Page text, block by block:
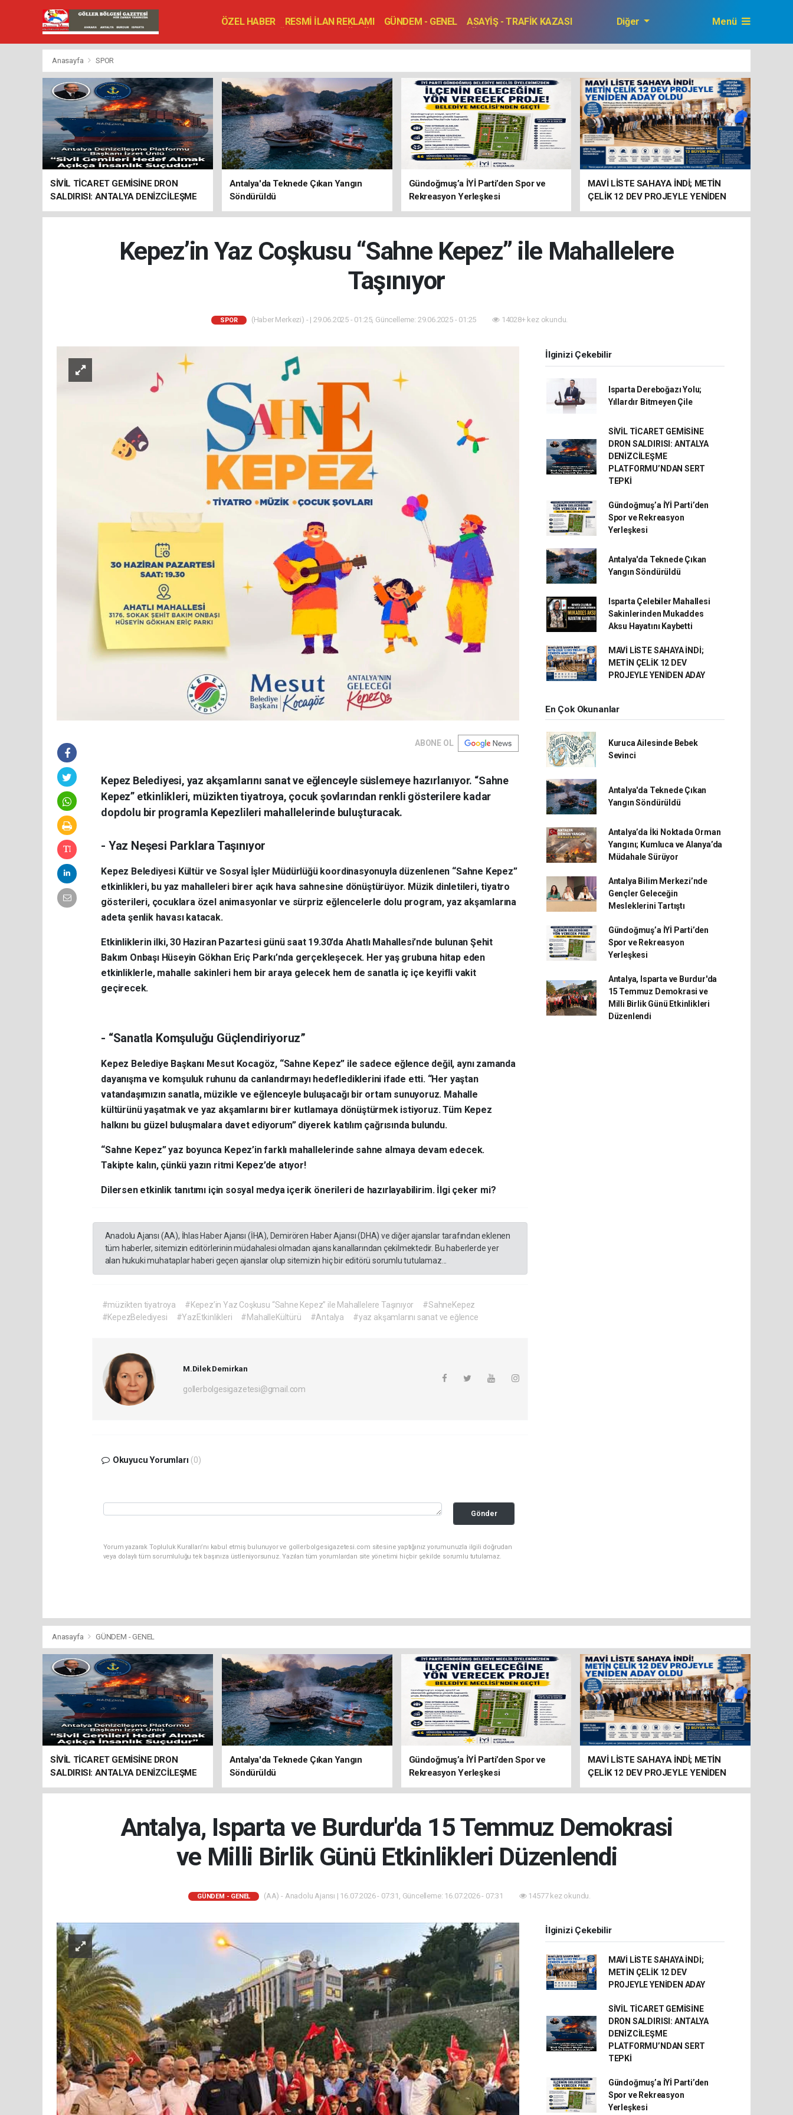
ÖZEL HABER RESMİ İLAN REKLAMI GÜNDEM - GENEL
ASAYİŞ - TRAFİK KAZASI
VEFAT EDENLER
TOPLANTI - DÜĞÜN
Diğer Menü
Anasayfa SPOR
SİVİL TİCARET GEMİSİNE DRON
SALDIRISI: ANTALYA DENİZCİLEŞME
PLATFORMU’NDAN SERT TEPKİ
Antalya'da Teknede Çıkan Yangın
Söndürüldü
Gündoğmuş’a İYİ Parti’den Spor ve
Rekreasyon Yerleşkesi
MAVİ LİSTE SAHAYA İNDİ; METİN
ÇELİK 12 DEV PROJEYLE YENİDEN
ADAY
Kepez’in Yaz Coşkusu “Sahne Kepez” ile Mahallelere
Taşınıyor
SPOR (Haber Merkezi) - | 29.06.2025 - 01:25, Güncelleme: 29.06.2025 - 01:25 14028+ kez okundu.
ABONE OL
Kepez Belediyesi, yaz akşamlarını sanat ve eğlenceyle süslemeye hazırlanıyor. “Sahne
Kepez” etkinlikleri, müzikten tiyatroya, çocuk şovlarından renkli gösterilere kadar
dopdolu bir programla Kepezlileri mahallelerinde buluşturacak.
- Yaz Neşesi Parklara Taşınıyor
Kepez Belediyesi Kültür ve Sosyal İşler Müdürlüğü koordinasyonuyla düzenlenen “Sahne Kepez”
etkinlikleri, bu yaz mahalleleri birer açık hava sahnesine dönüştürüyor. Müzik dinletileri, tiyatro
gösterileri, çocuklara özel animasyonlar ve sürpriz eğlencelerle dolu program, yaz akşamlarına
adeta şenlik havası katacak.
Etkinliklerin ilki, 30 Haziran Pazartesi günü saat 19.30’da Ahatlı Mahallesi’nde bulunan Şehit
Bakım Onbaşı Hüseyin Gökhan Eriç Parkı’nda gerçekleşecek. Her yaş grubuna hitap eden
etkinliklerle, mahalle sakinleri hem bir araya gelecek hem de sanatla iç içe keyifli vakit
geçirecek.
- “Sanatla Komşuluğu Güçlendiriyoruz”
Kepez Belediye Başkanı Mesut Kocagöz, “Sahne Kepez” ile sadece eğlence değil, aynı zamanda
dayanışma ve komşuluk ruhunu da canlandırmayı hedeflediklerini ifade etti. “Her yaştan
vatandaşımızın sanatla, müzikle ve eğlenceyle buluşacağı bir ortam sunuyoruz. Mahalle
kültürünü yaşatmak ve yaz akşamlarını birer kutlamaya dönüştürmek istiyoruz. Tüm Kepez
halkını bu güzel buluşmalara davet ediyorum” diyerek katılım çağrısında bulundu.
“Sahne Kepez” yaz boyunca Kepez’in farklı mahallelerinde sahne almaya devam edecek.
Takipte kalın, çünkü yazın ritmi Kepez’de atıyor!
Dilersen etkinlik tanıtımı için sosyal medya içerik önerileri de hazırlayabilirim. İlgi çeker mi?
Anadolu Ajansı (AA), İhlas Haber Ajansı (İHA), Demirören Haber Ajansı (DHA) ve diğer ajanslar tarafından eklenen
tüm haberler, sitemizin editörlerinin müdahalesi olmadan ajans kanallarından çekilmektedir. Bu haberlerde yer
alan hukuki muhataplar haberi geçen ajanslar olup sitemizin hiç bir editörü sorumlu tutulamaz...
#müzikten tiyatroya #Kepez’in Yaz Coşkusu “Sahne Kepez” ile Mahallelere Taşınıyor
#SahneKepez
#KepezBelediyesi
#YazEtkinlikleri #MahalleKültürü #Antalya #yaz akşamlarını sanat ve eğlence
M.Dilek Demirkan
gollerbolgesigazetesi@gmail.com
Okuyucu Yorumları (0)
Gönder
Yorum yazarak Topluluk Kuralları’nı kabul etmiş bulunuyor ve gollerbolgesigazetesi.com sitesine yaptığınız yorumunuzla ilgili doğrudan
veya dolaylı tüm sorumluluğu tek başınıza üstleniyorsunuz. Yazılan tüm yorumlardan site yönetimi hiçbir şekilde sorumlu tutulamaz.
İlginizi Çekebilir
Isparta Dereboğazı Yolu;
Yıllardır Bitmeyen Çile
SİVİL TİCARET GEMİSİNE
DRON SALDIRISI: ANTALYA
DENİZCİLEŞME
PLATFORMU’NDAN SERT
TEPKİ
Gündoğmuş’a İYİ Parti’den
Spor ve Rekreasyon
Yerleşkesi
Antalya'da Teknede Çıkan
Yangın Söndürüldü
Isparta Çelebiler Mahallesi
Sakinlerinden Mukaddes
Aksu Hayatını Kaybetti
MAVİ LİSTE SAHAYA İNDİ;
METİN ÇELİK 12 DEV
PROJEYLE YENİDEN ADAY
En Çok Okunanlar
Kuruca Ailesinde Bebek
Sevinci
Antalya'da Teknede Çıkan
Yangın Söndürüldü
Antalya’da İki Noktada Orman
Yangını; Kumluca ve Alanya’da
Müdahale Sürüyor
Antalya Bilim Merkezi’nde
Gençler Geleceğin
Mesleklerini Tartıştı
Gündoğmuş’a İYİ Parti’den
Spor ve Rekreasyon
Yerleşkesi
Antalya, Isparta ve Burdur'da
15 Temmuz Demokrasi ve
Milli Birlik Günü Etkinlikleri
Düzenlendi
Anasayfa GÜNDEM - GENEL
SİVİL TİCARET GEMİSİNE DRON
SALDIRISI: ANTALYA DENİZCİLEŞME
PLATFORMU’NDAN SERT TEPKİ
Antalya'da Teknede Çıkan Yangın
Söndürüldü
Gündoğmuş’a İYİ Parti’den Spor ve
Rekreasyon Yerleşkesi
MAVİ LİSTE SAHAYA İNDİ; METİN
ÇELİK 12 DEV PROJEYLE YENİDEN
ADAY
Antalya, Isparta ve Burdur'da 15 Temmuz Demokrasi
ve Milli Birlik Günü Etkinlikleri Düzenlendi
GÜNDEM - GENEL (AA) - Anadolu Ajansı | 16.07.2026 - 07:31, Güncelleme: 16.07.2026 - 07:31 14577 kez okundu.
İlginizi Çekebilir
MAVİ LİSTE SAHAYA İNDİ;
METİN ÇELİK 12 DEV
PROJEYLE YENİDEN ADAY
SİVİL TİCARET GEMİSİNE
DRON SALDIRISI: ANTALYA
DENİZCİLEŞME
PLATFORMU’NDAN SERT
TEPKİ
Gündoğmuş’a İYİ Parti’den
Spor ve Rekreasyon
Yerleşkesi